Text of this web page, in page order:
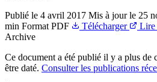
Publié le 4 avril 2017 Mis à jour le 25
min Format PDF Télécharger
Lire
Archive
Ce document a été publié il y a plus
être daté. Consulter les publications